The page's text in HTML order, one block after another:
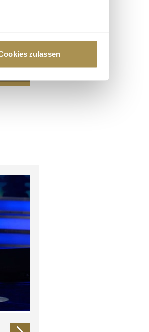
im
anbieten zu können
diese Informationen
Rahmen Ihrer Nutzung
zulassen